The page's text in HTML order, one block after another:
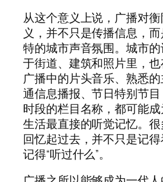
从这个意义上说，广播对
义，并不只是传播信息，
特的城市声音氛围。城市
于街道、建筑和照片里，也
广播中的片头音乐、熟悉
通信息播报、节日特别节
时段的栏目名称，都可能
生活最直接的听觉记忆。
回忆起过去，并不只是记
记得“听过什么”。